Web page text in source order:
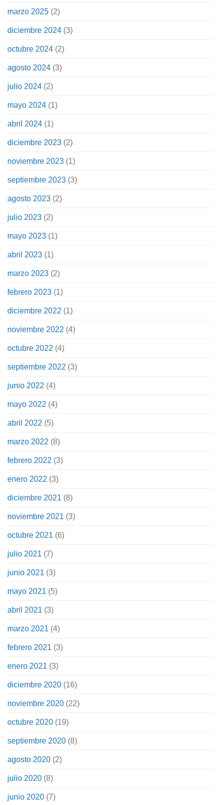
marzo 2025 (2)
diciembre 2024 (3)
octubre 2024 (2)
agosto 2024 (3)
julio 2024 (2)
mayo 2024 (1)
abril 2024 (1)
diciembre 2023 (2)
noviembre 2023 (1)
septiembre 2023 (3)
agosto 2023 (2)
julio 2023 (2)
mayo 2023 (1)
abril 2023 (1)
marzo 2023 (2)
febrero 2023 (1)
diciembre 2022 (1)
noviembre 2022 (4)
octubre 2022 (4)
septiembre 2022 (3)
junio 2022 (4)
mayo 2022 (4)
abril 2022 (5)
marzo 2022 (8)
febrero 2022 (3)
enero 2022 (3)
diciembre 2021 (8)
noviembre 2021 (3)
octubre 2021 (6)
julio 2021 (7)
junio 2021 (3)
mayo 2021 (5)
abril 2021 (3)
marzo 2021 (4)
febrero 2021 (3)
enero 2021 (3)
diciembre 2020 (16)
noviembre 2020 (22)
octubre 2020 (19)
septiembre 2020 (8)
agosto 2020 (2)
julio 2020 (8)
junio 2020 (7)